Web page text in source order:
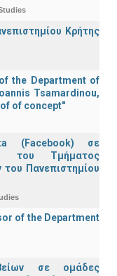
Κρήτης
the Department of
Tsamardinou,
of concept"
(Facebook) σε
του Τμήματος
του Πανεπιστημίου
of the Department
σε ομάδες